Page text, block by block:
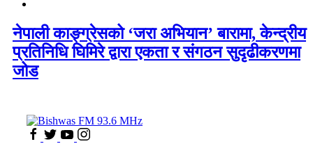
नेपाली काङ्ग्रेसको ‘जरा अभियान’ बारामा, केन्द्रीय
प्रतिनिधि घिमिरे द्वारा एकता र संगठन सुदृढीकरणमा
जोड